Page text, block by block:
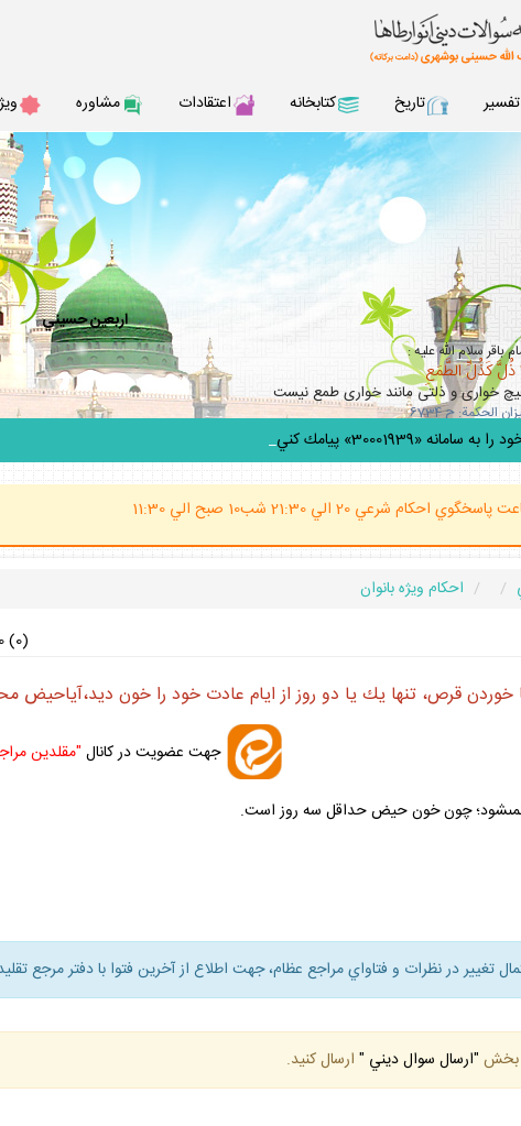
تفسير تاريخ كتابخانه اعتقادات مشاوره
اربعين حسيني
باقر سلام الله عليه :
ذُلَّ كَذُلِّ الطَّمَعِ
خوارى و ذلتى مانند خوارى طمع نيست
الحكمة: ح 6734
«30001939» پيامك كنيد.
(ساعت پاسخگوي احكام شرعي 20 الي 21:30 شب10 صبح الي 11:30
احكام ويژه بانوان
(0)
خوردن قرص، تنها يك يا دو روز از ايام عادت خود را خون
جهت عضويت در كانال "مقلدين
چون خون حيض حداقل سه روز است.
تغيير در نظرات و فتاواي مراجع عظام، جهت اطلاع از آخرين فتوا با دفتر مرجع
بخش "ارسال سوال ديني " ارسال كنيد.